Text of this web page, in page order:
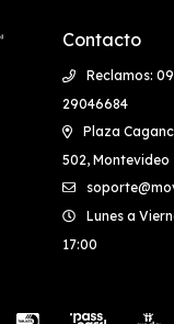
Contacto
Reclamos:
29046684
Plaza
502, Montevideo
Lunes a
17:00